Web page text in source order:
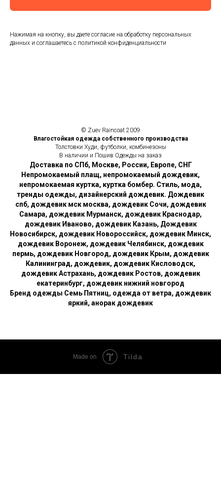
Нажимая на кнопку, вы даете согласие на обработку персональных
данных и соглашаетесь c политикой конфиденциальности
© Zuev Raincoat 2009
Влагостойкая одежда собственного производства
Толстовки Худи, футболки, комбинезоны
В наличии и Пошив Одежды на заказ
Доставка по СПб, Москве, России, Европе, СНГ
Непромокаемый плащ, непромокаемый дождевик,
непромокаемая куртка, куртка бомбер. Стиль, мода,
тренды одежды, дизайнерский дождевик. Дождевик
спб, дождевик мск москва, дождевик Сочи, дождевик
Самара, дождевик Мурманск, дождевик Краснодар,
дождевик Иваново, дождевик Казань, Дождевик
Новосибирск, дождевик Новороссийск, дождевик Минск,
дождевик Воронеж, дождевик Челябинск, дождевик
пермь, дождевик Новгород, дождевик Крым, дождевик
Калининград, дождевик, дождевик Кисловодск,
дождевик Астрахань, дождевик Ростов, дождевик
екатеринбург, дождевик нижний новгород
Бренд одежды Семь Пятниц, одежда от ветра, дождевик
яркий, анорак дождевик
Made on Tilda